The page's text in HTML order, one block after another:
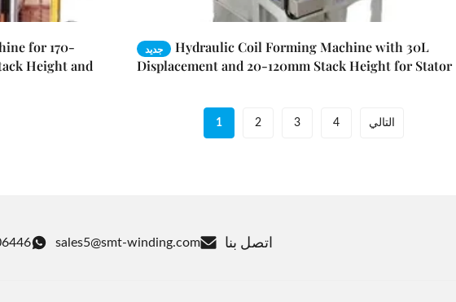
for 170-
Height and
جديد
Hydraulic Coil Forming Machine with 30L
Displacement and 20-120mm Stack Height for Stator
1 2 3 4 التالي
اتصل بنا sales5@smt-winding.com